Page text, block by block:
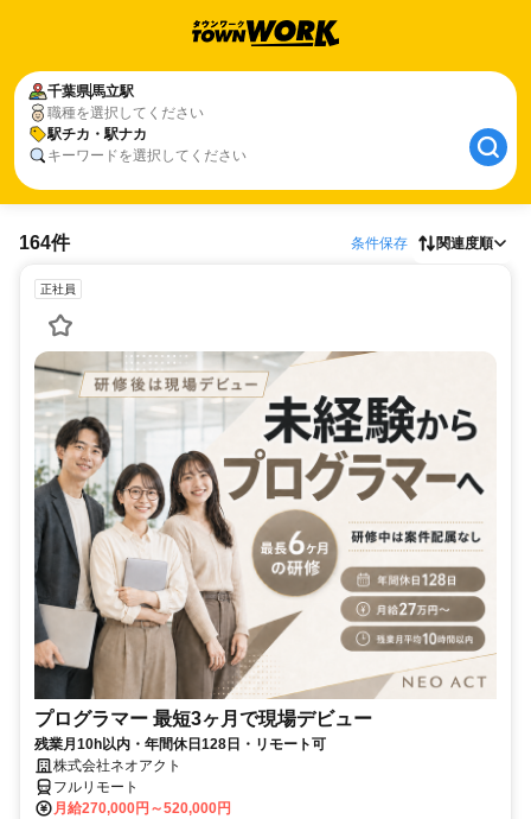
千葉県馬立駅
職種を選択してください
駅チカ・駅ナカ
キーワードを選択してください
164件 条件保存 関連度順
正社員
プログラマー 最短3ヶ月で現場デビュー
残業月10h以内・年間休日128日・リモート可
株式会社ネオアクト
フルリモート
月給270,000円～520,000円